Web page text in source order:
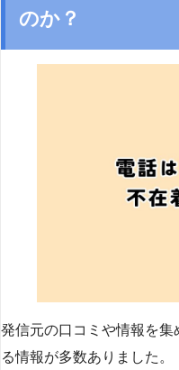
のか？
発信元の口コミや情報を
る情報が多数ありました。